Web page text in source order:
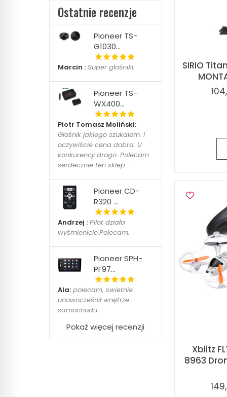
SIRIO
Xblitz
8963
Ostatnie recenzje
Pioneer TS-
G1030...
Marcin : Super głośniki.
Pioneer TS-
WX400...
Piotr Tomasz Moliński:
Głośnik jakiego szukałem. I
oczywiście cena dobra. U
konkurencji drogo. Polecam
serdecznie ten sklep...
Pioneer CD-
R320 ...
Andrzej : Pilot działa
wyśmienicie.Polecam.
Pioneer SPH-
PF97...
Ala: polecam, swietnie
unowocześnił wnętrze
samochodu
Pokaż więcej recenzji